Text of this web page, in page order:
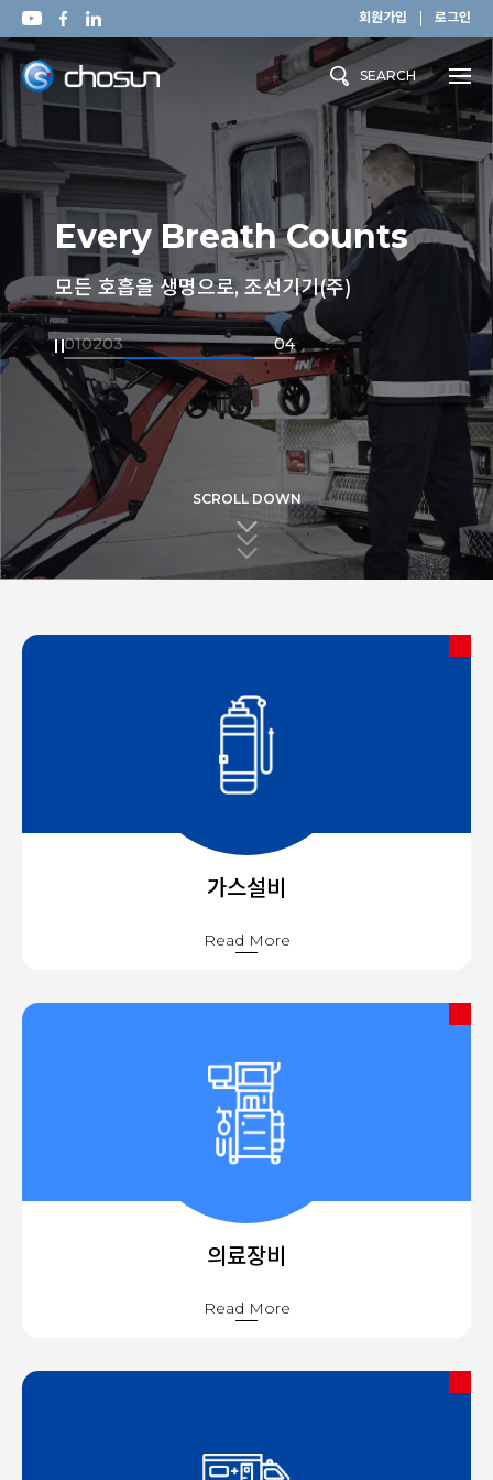
회원가입 로그인
SEARCH
Every Breath Counts
모든 호흡을 생명으로, 조선기기(주)
010203 04
SCROLL DOWN
가스설비
Read More
의료장비
Read More